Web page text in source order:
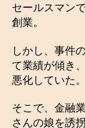
セールスマン
創業。
しかし、事件
て業績が傾き
悪化していた。
そこで、金融
さんの娘を誘